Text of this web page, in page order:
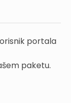
portala
paketu.